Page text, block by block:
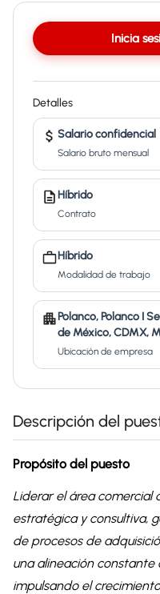
Inicia
Detalles
Salario confidencial
Salario bruto mensual
Híbrido
Contrato
Híbrido
Modalidad de trabajo
Polanco, Polanco I
de México, CDMX,
Ubicación de empresa
Descripción del
Propósito del puesto
Liderar el área comercial
estratégica y consultiva,
de procesos de
una alineación constante
impulsando el